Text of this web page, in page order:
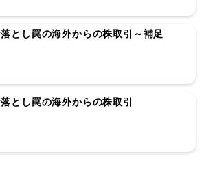
とし罠の海外からの株取引～補足
とし罠の海外からの株取引